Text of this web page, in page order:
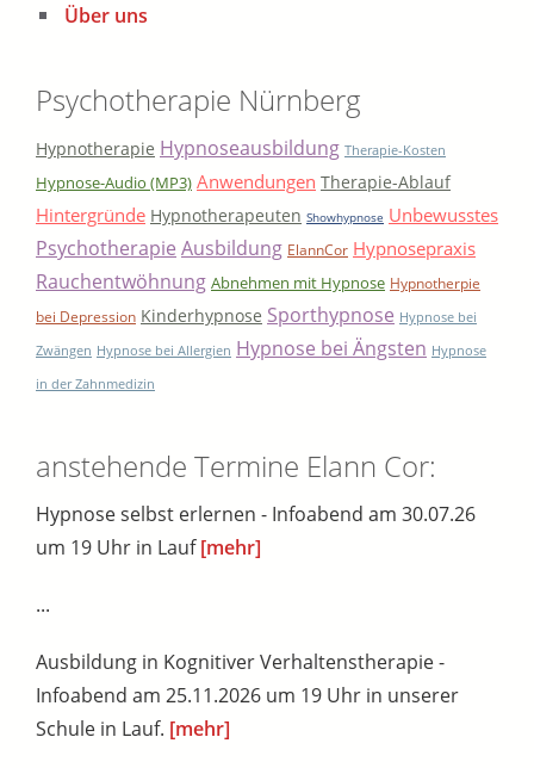
Über uns
Psychotherapie Nürnberg
Hypnotherapie Hypnoseausbildung Therapie-Kosten
Hypnose-Audio (MP3) Anwendungen Therapie-Ablauf
Hintergründe Hypnotherapeuten Showhypnose Unbewusstes
Psychotherapie Ausbildung ElannCor Hypnosepraxis
Rauchentwöhnung Abnehmen mit Hypnose Hypnotherpie
bei Depression Kinderhypnose Sporthypnose Hypnose bei
Zwängen Hypnose bei Allergien Hypnose bei Ängsten Hypnose
in der Zahnmedizin
anstehende Termine Elann Cor:
Hypnose selbst erlernen - Infoabend am 30.07.26
um 19 Uhr in Lauf[mehr]
...
Ausbildung in Kognitiver Verhaltenstherapie -
Infoabend am 25.11.2026 um 19 Uhr in unserer
Schule in Lauf. [mehr]